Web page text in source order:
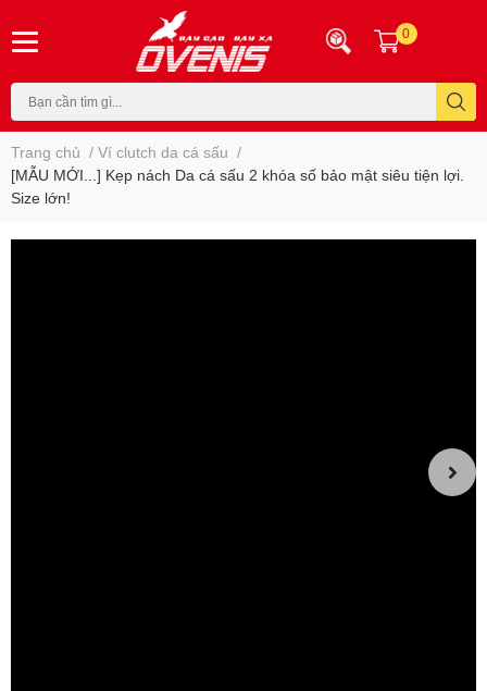
0
Trang chủ / Ví clutch da cá sấu /
[MẪU MỚI...] Kẹp nách Da cá sấu 2 khóa số bảo mật siêu tiện lợi.
Size lớn!